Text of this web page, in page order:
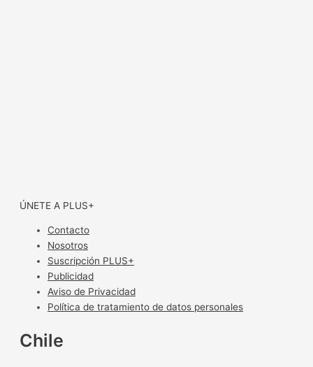
ÚNETE A PLUS+
Contacto
Nosotros
Suscripción PLUS+
Publicidad
Aviso de Privacidad
Política de tratamiento de datos personales
Chile